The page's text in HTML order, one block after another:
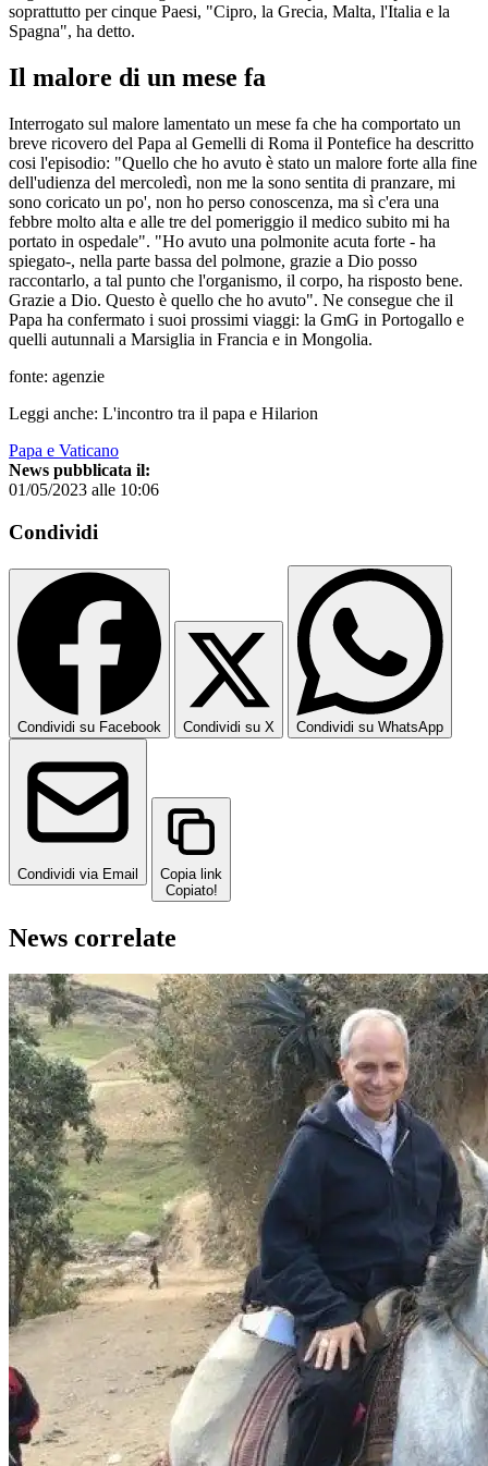
soprattutto per cinque Paesi, "Cipro, la Grecia, Malta, l'Italia e la
Spagna", ha detto.
Il malore di un mese fa
Interrogato sul malore lamentato un mese fa che ha comportato un
breve ricovero del Papa al Gemelli di Roma il Pontefice ha descritto
cosi l'episodio: "Quello che ho avuto è stato un malore forte alla fine
dell'udienza del mercoledì, non me la sono sentita di pranzare, mi
sono coricato un po', non ho perso conoscenza, ma sì c'era una
febbre molto alta e alle tre del pomeriggio il medico subito mi ha
portato in ospedale". "Ho avuto una polmonite acuta forte - ha
spiegato-, nella parte bassa del polmone, grazie a Dio posso
raccontarlo, a tal punto che l'organismo, il corpo, ha risposto bene.
Grazie a Dio. Questo è quello che ho avuto". Ne consegue che il
Papa ha confermato i suoi prossimi viaggi: la GmG in Portogallo e
quelli autunnali a Marsiglia in Francia e in Mongolia.
fonte: agenzie
Leggi anche: L'incontro tra il papa e Hilarion
Papa e Vaticano
News pubblicata il:
01/05/2023 alle 10:06
Condividi
Condividi su Facebook Condividi su X Condividi su WhatsApp
Condividi via Email
Copia link
Copiato!
News correlate